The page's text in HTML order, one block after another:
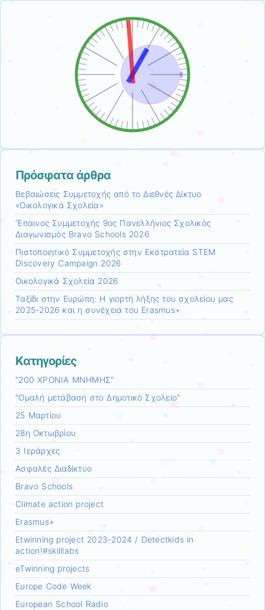
Πρόσφατα άρθρα
Βεβαιώσεις Συμμετοχής από το Διεθνές Δίκτυο
«Οικολογικά Σχολεία»
‘Έπαινος Συμμετοχής 9ος Πανελλήνιος Σχολικός
Διαγωνισμός Bravo Schools 2026
Πιστοποιητικό Συμμετοχής στην Εκστρατεία STEM
Discovery Campaign 2026
Οικολογικά Σχολεία 2026
Ταξίδι στην Ευρώπη: Η γιορτή λήξης του σχολείου μας
2025-2026 και η συνέχεια του Erasmus+
Kατηγορίες
"200 ΧΡΟΝΙΑ ΜΝΗΜΗΣ"
"Ομαλή μετάβαση στο Δημοτικό Σχολείο"
25 Μαρτίου
28η Οκτωβρίου
3 Ιεράρχες
Aσφαλές Διαδίκτυο
Bravo Schools
Climate action project
Erasmus+
Etwinning project 2023-2024 / Detectkids in
action!#skilllabs
eTwinning projects
Europe Code Week
European School Radio